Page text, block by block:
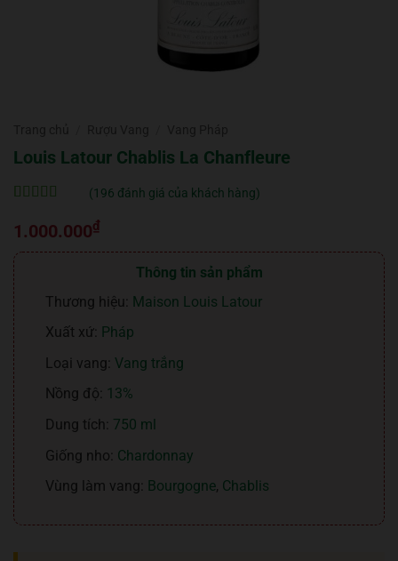
Louis Latour Chablis La Chanfleure
trênđánh
giá
(196 đánh giá của khách hàng)
1.000.000₫
Thông tin sản phẩm
Thương hiệu: Maison Louis Latour
Xuất xứ: Pháp
Loại vang: Vang trắng
Nồng độ: 13%
Dung tích: 750 ml
Giống nho: Chardonnay
Vùng làm vang:
Bourgogne, Chablis